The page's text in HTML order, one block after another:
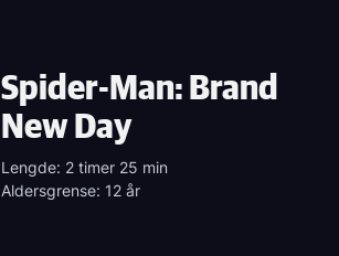
Spider-Man: Brand
New Day
Lengde: 2 timer 25 min
Aldersgrense: 12 år